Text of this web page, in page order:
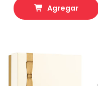
Agregar